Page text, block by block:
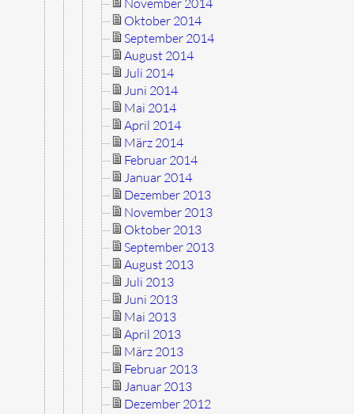
Oktober 2014
September 2014
August 2014
Juli 2014
Juni 2014
Mai 2014
April 2014
März 2014
Februar 2014
Januar 2014
Dezember 2013
November 2013
Oktober 2013
September 2013
August 2013
Juli 2013
Juni 2013
Mai 2013
April 2013
März 2013
Februar 2013
Januar 2013
Dezember 2012